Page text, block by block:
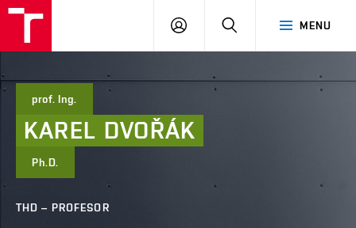
Brno
MENU
PŘIHLÁSIT
prof. Ing.
KAREL DVOŘÁK
Ph.D.
THD – PROFESOR